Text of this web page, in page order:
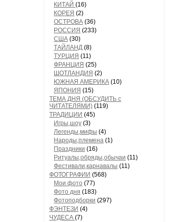
КИТАЙ (16)
КОРЕЯ (2)
ОСТРОВА (36)
РОССИЯ (233)
США (30)
ТАЙЛАНД (8)
ТУРЦИЯ (11)
ФРАНЦИЯ (25)
ШОТЛАНДИЯ (2)
ЮЖНАЯ АМЕРИКА (10)
ЯПОНИЯ (15)
ТЕМА ДНЯ (ОБСУДИТЬ с
ЧИТАТЕЛЯМИ) (119)
ТРАДИЦИИ (45)
Игры,шоу (3)
Легенды,мифы (4)
Народы,племена (1)
Праздники (16)
Ритуалы,обряды,обычаи (11)
Фестивали,карнавалы (11)
ФОТОГРАФИИ (568)
Мои фото (77)
Фото дня (183)
Фотоподборки (297)
ФЭНТЕЗИ (4)
ЧУДЕСА (7)